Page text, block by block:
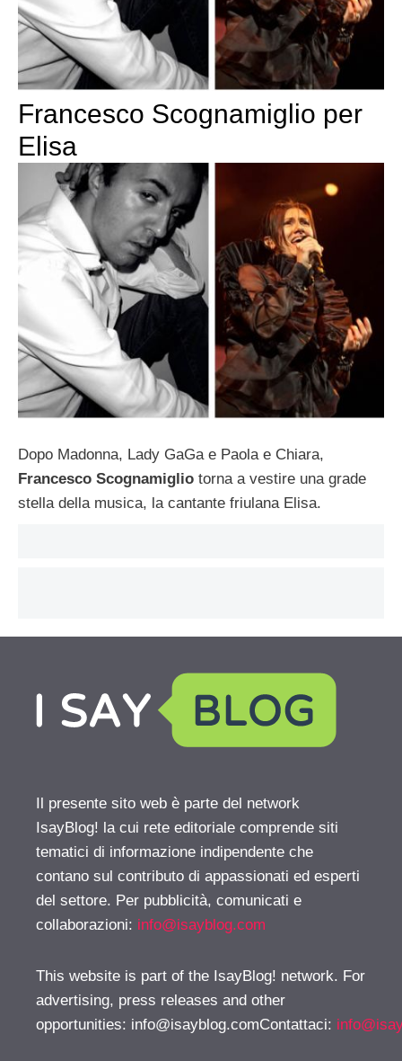
Francesco Scognamiglio per
Elisa
Dopo Madonna, Lady GaGa e Paola e Chiara,
Francesco Scognamiglio torna a vestire una grade
stella della musica, la cantante friulana Elisa.
Il presente sito web è parte del network
IsayBlog! la cui rete editoriale comprende siti
tematici di informazione indipendente che
contano sul contributo di appassionati ed esperti
del settore. Per pubblicità, comunicati e
collaborazioni: info@isayblog.com
This website is part of the IsayBlog! network. For
advertising, press releases and other
opportunities: info@isayblog.comContattaci: